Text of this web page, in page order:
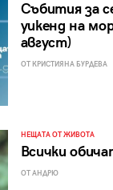
Събития за
уикенд на
август)
ОТ КРИСТИЯНА БУРДЕВА
НЕЩАТА ОТ ЖИВОТА
Всички
ОТ АНДРЮ